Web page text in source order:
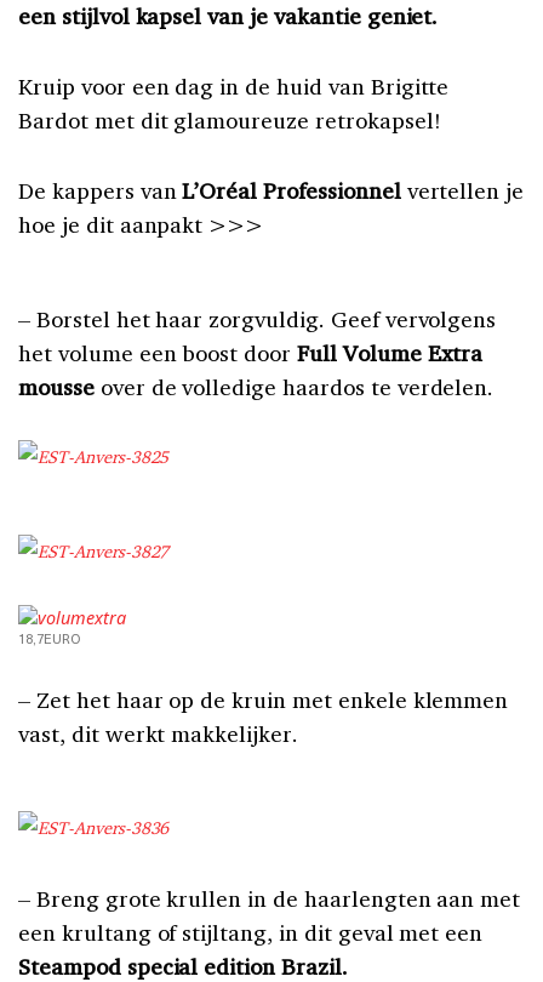
een stijlvol kapsel van je vakantie geniet.
Kruip voor een dag in de huid van Brigitte
Bardot met dit glamoureuze retrokapsel!
De kappers vanL’Oréal Professionnelvertellen je
hoe je dit aanpakt >>>
– Borstel het haar zorgvuldig. Geef vervolgens
het volume een boost doorFull Volume Extra
mousseover de volledige haardos te verdelen.
18,7EURO
– Zet het haar op de kruin met enkele klemmen
vast, dit werkt makkelijker.
– Breng grote krullen in de haarlengten aan met
een krultang of stijltang, in dit geval met een
Steampod special edition Brazil.